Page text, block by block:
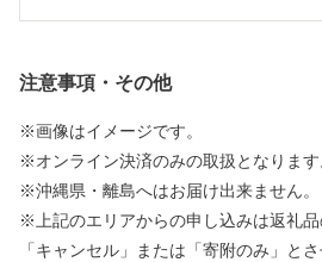
注意事項・その他
※画像はイメージです。
※オンライン決済のみの取扱となります
※沖縄県・離島へはお届け出来ません。
※上記のエリアからの申し込みは返礼品
「キャンセル」または「寄附のみ」と